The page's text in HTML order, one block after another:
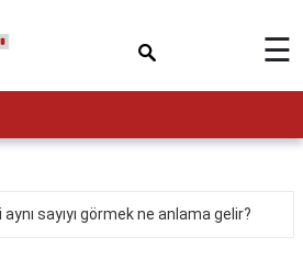
☰
aynı sayıyı görmek ne anlama gelir?